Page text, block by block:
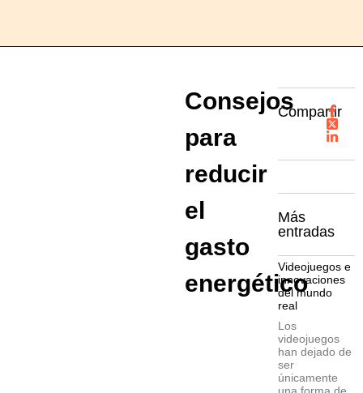
Consejos
para
reducir
el
gasto
energético
Compartir
Más
entradas
Videojuegos e
innovaciones
del mundo
real
Los
videojuegos
han dejado de
ser
únicamente